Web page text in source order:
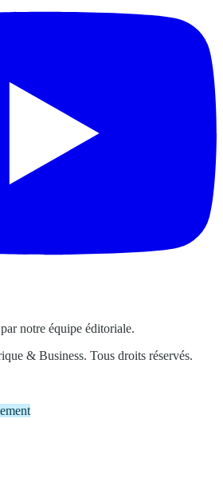
notre équipe éditoriale.
& Business. Tous droits réservés.